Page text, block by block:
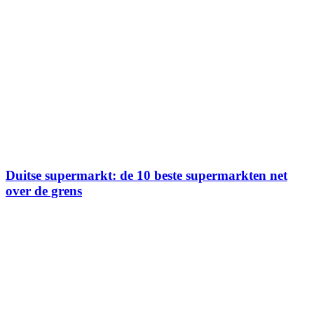
Duitse supermarkt: de 10 beste supermarkten net
over de grens